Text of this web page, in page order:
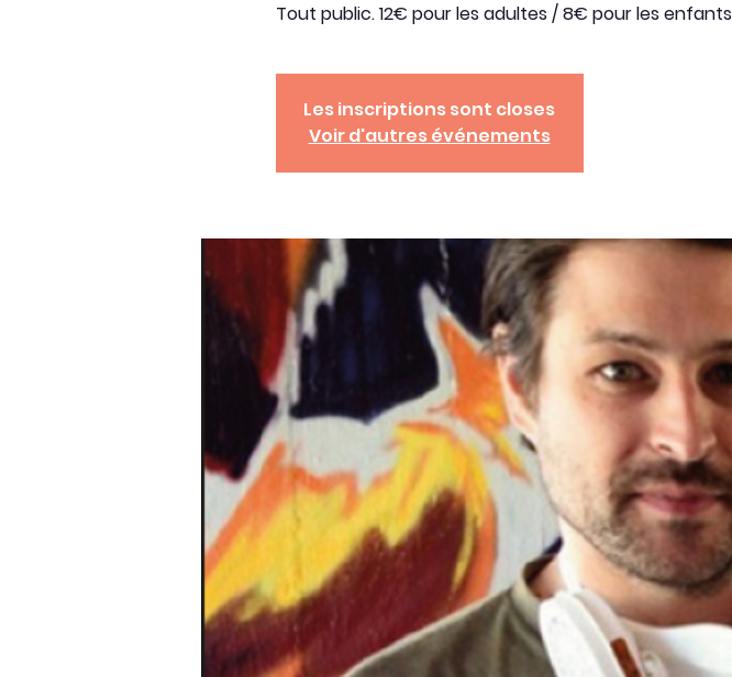
Tout public. 12€ pour les adultes / 8€ pour les enfants
Les inscriptions sont closes
Voir d'autres événements